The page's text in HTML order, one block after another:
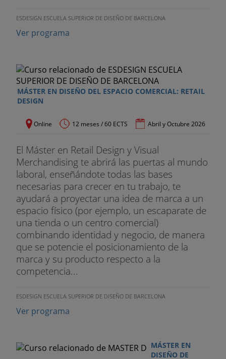
ESDESIGN ESCUELA SUPERIOR DE DISEÑO DE BARCELONA
Ver programa
MÁSTER EN DISEÑO DEL ESPACIO COMERCIAL: RETAIL
DESIGN
Online 12 meses / 60 ECTS Abril y Octubre 2026
El Máster en Retail Design y Visual
Merchandising te abrirá las puertas al mundo
laboral, enseñándote todas las bases
necesarias para crecer en tu trabajo, te
ayudará a proyectar una idea de marca a un
espacio físico (por ejemplo, un escaparate de
una tienda o un centro comercial)
combinando identidad y negocio, de manera
que se potencie el posicionamiento de la
marca y su producto respecto a la
competencia...
ESDESIGN ESCUELA SUPERIOR DE DISEÑO DE BARCELONA
Ver programa
MÁSTER EN
DISEÑO DE